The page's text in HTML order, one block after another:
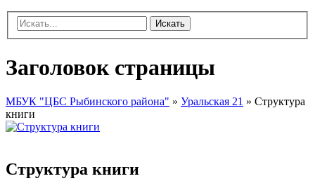
Искать
Заголовок страницы
МБУК "ЦБС Рыбинского района" » Уральская 21 » Структура
книги
Структура книги